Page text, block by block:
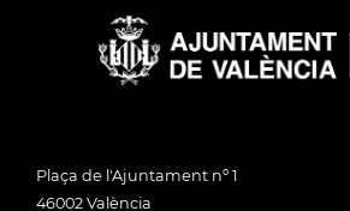
Plaça de l'Ajuntament nº 1
46002 València